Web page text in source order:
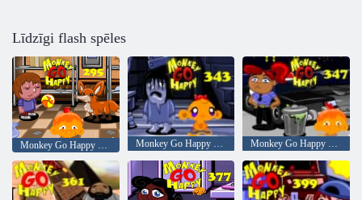
Līdzīgi flash spēles
Monkey Go Happy posms 295 Monkey Go Happy Stage 343, Monkey Go Happy Stage 347